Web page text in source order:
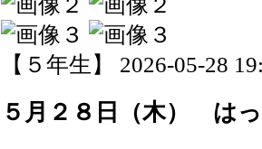
【５年生】 2026-05-28
５月２８日（木） は